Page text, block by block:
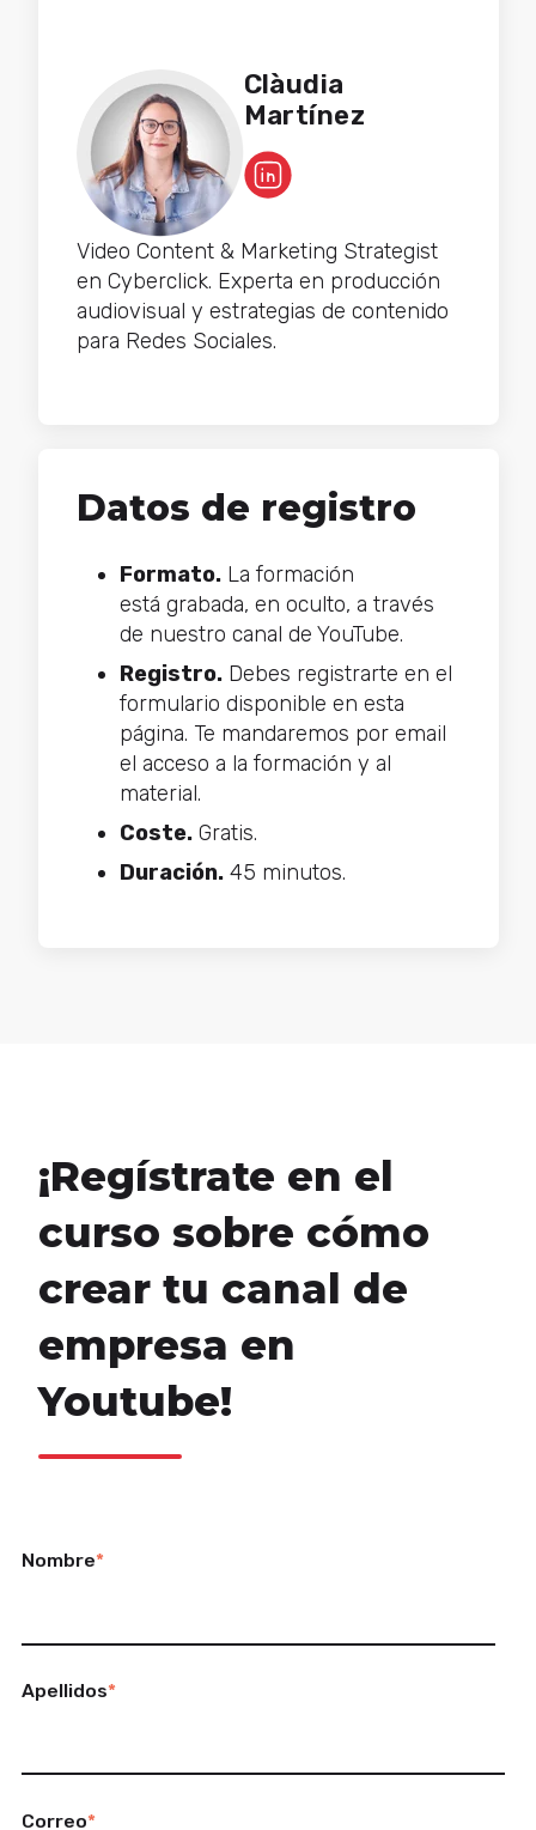
Clàudia
Martínez
Video Content & Marketing Strategist
en Cyberclick. Experta en producción
audiovisual y estrategias de contenido
para Redes Sociales.
Datos de registro
Formato.La formación
está grabada, en oculto, a través
de nuestro canal de YouTube.
Registro.Debes registrarte en el
formulario disponible en esta
página. Te mandaremos por email
el acceso a la formación y al
material.
Coste.Gratis.
Duración.45 minutos.
¡Regístrate en el
curso sobre cómo
crear tu canal de
empresa en
Youtube!
Nombre*
Apellidos*
Correo*